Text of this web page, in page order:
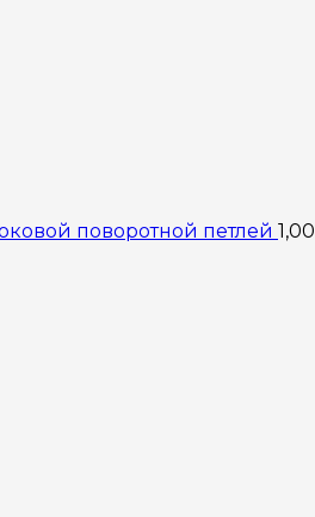
поворотной петлей 1,00